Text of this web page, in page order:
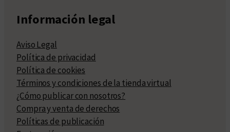
Información legal
Aviso Legal
Política de privacidad
Política de cookies
Términos y condiciones de la tienda virtual
¿Cómo publicar con nosotros?
Compra y venta de derechos
Políticas de publicación